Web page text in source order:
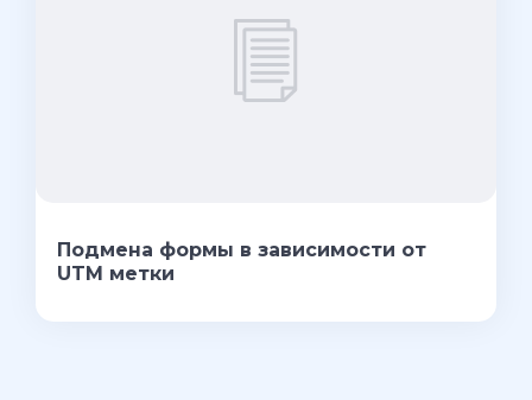
Подмена формы в зависимости от
UTM метки